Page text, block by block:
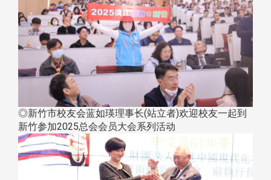
◎新竹市校友会蓝如瑛理事长(站立者)欢迎校友一起到
新竹参加2025总会会员大会系列活动